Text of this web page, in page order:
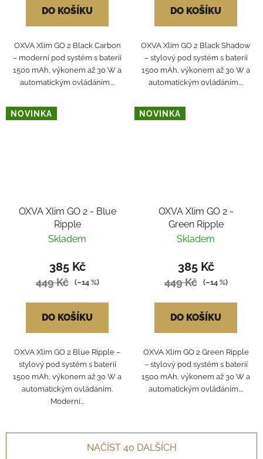
DO KOŠÍKU
OXVA Xlim GO 2 Black Carbon
– moderní pod systém s baterií
1500 mAh, výkonem až 30 W a
automatickým ovládáním....
DO KOŠÍKU
OXVA Xlim GO 2 Black Shadow
– stylový pod systém s baterií
1500 mAh, výkonem až 30 W a
automatickým ovládáním....
NOVINKA
OXVA Xlim GO 2 - Blue
Ripple
Skladem
385 Kč
449 Kč (–14 %)
DO KOŠÍKU
OXVA Xlim GO 2 Blue Ripple –
stylový pod systém s baterií
1500 mAh, výkonem až 30 W a
automatickým ovládáním.
Moderní...
NOVINKA
OXVA Xlim GO 2 -
Green Ripple
Skladem
385 Kč
449 Kč (–14 %)
DO KOŠÍKU
OXVA Xlim GO 2 Green Ripple
– stylový pod systém s baterií
1500 mAh, výkonem až 30 W a
automatickým ovládáním....
NAČÍST 40 DALŠÍCH